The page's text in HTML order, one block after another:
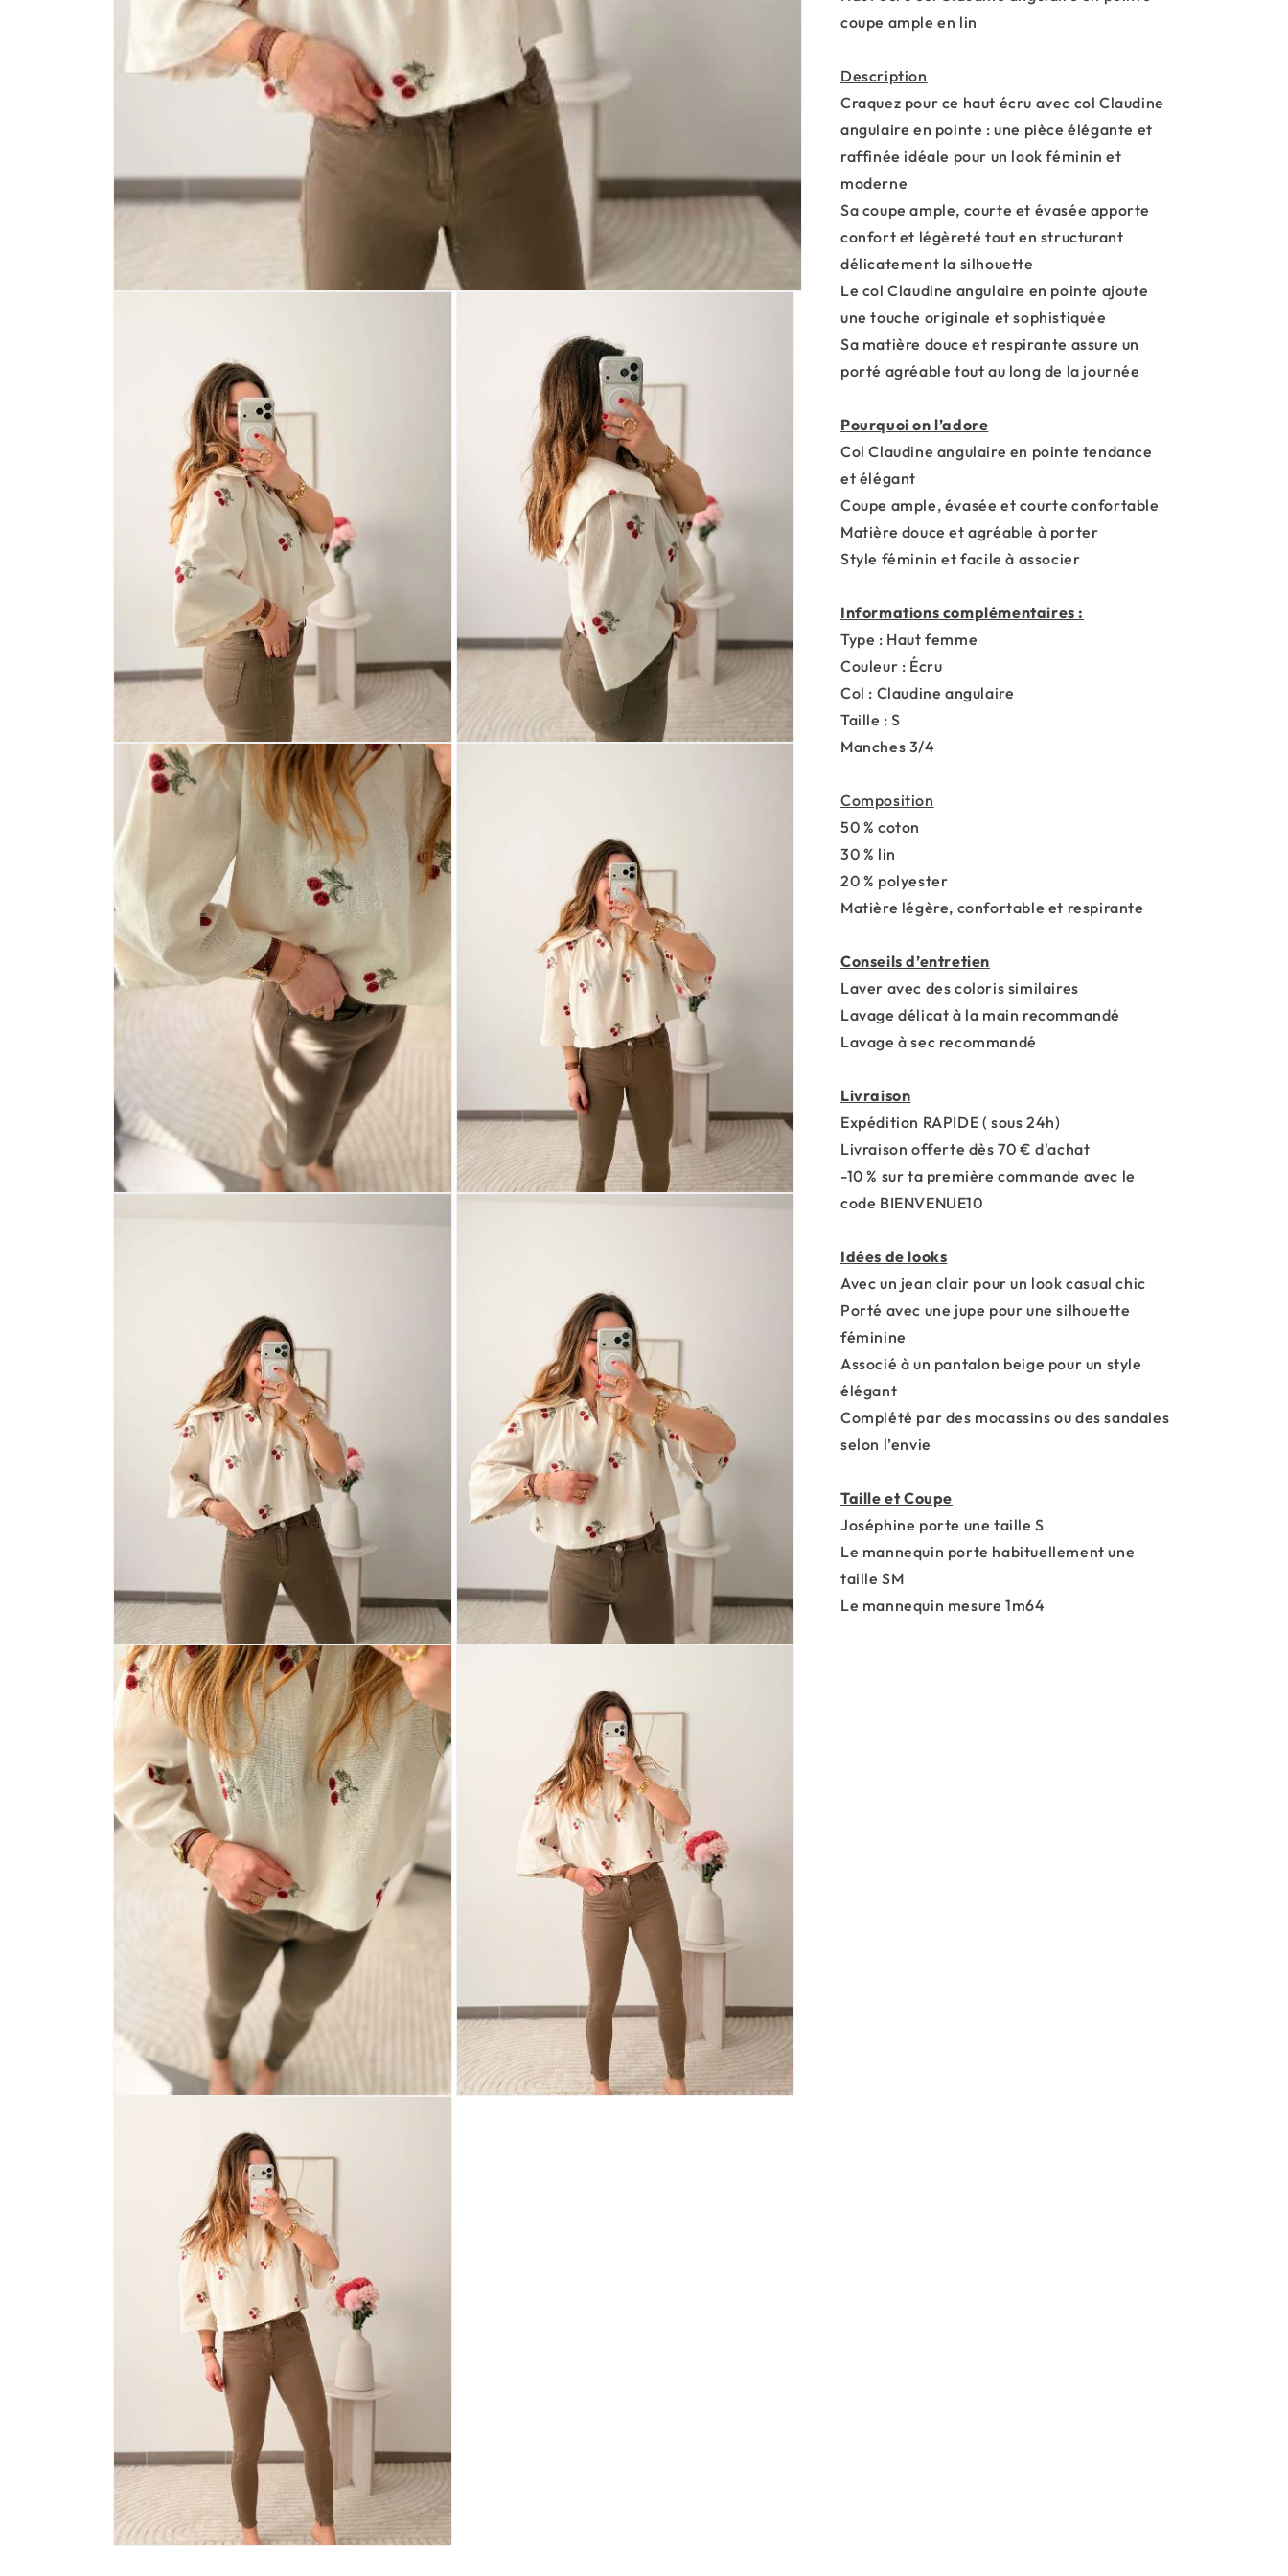
coupe ample en lin
Description
Craquez pour ce haut écru avec col Claudine
angulaire en pointe : une pièce élégante et
raffinée idéale pour un look féminin et
moderne
Sa coupe ample, courte et évasée apporte
confort et légèreté tout en structurant
délicatement la silhouette
Le col Claudine angulaire en pointe ajoute
une touche originale et sophistiquée
Sa matière douce et respirante assure un
porté agréable tout au long de la journée
Pourquoi on l’adore
Col Claudine angulaire en pointe tendance
et élégant
Coupe ample, évasée et courte confortable
Matière douce et agréable à porter
Style féminin et facile à associer
Informations complémentaires :
Type : Haut femme
Couleur : Écru
Col : Claudine angulaire
Taille : S
Manches 3/4
Composition
50 % coton
30 % lin
20 % polyester
Matière légère, confortable et respirante
Conseils d’entretien
Laver avec des coloris similaires
Lavage délicat à la main recommandé
Lavage à sec recommandé
Livraison
Expédition RAPIDE ( sous 24h)
Livraison offerte dès 70 € d'achat
-10 % sur ta première commande avec le
code BIENVENUE10
Idées de looks
Avec un jean clair pour un look casual chic
Porté avec une jupe pour une silhouette
féminine
Associé à un pantalon beige pour un style
élégant
Complété par des mocassins ou des sandales
selon l’envie
Taille et Coupe
Joséphine porte une taille S
Le mannequin porte habituellement une
taille SM
Le mannequin mesure 1m64